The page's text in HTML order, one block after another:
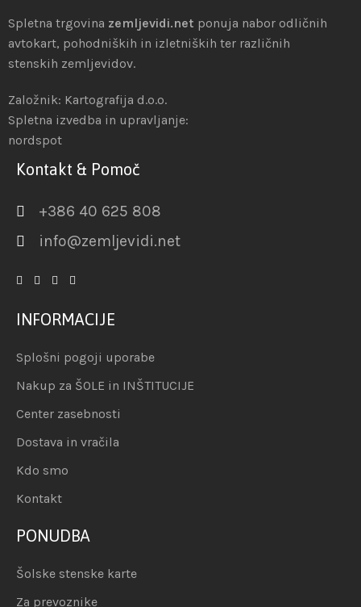
Spletna trgovina zemljevidi.net ponuja nabor odličnih
avtokart, pohodniških in izletniških ter različnih
stenskih zemljevidov.
Založnik: Kartografija d.o.o.
Spletna izvedba in upravljanje:
nordspot
Kontakt & Pomoč
+386 40 625 808
info@zemljevidi.net
INFORMACIJE
Splošni pogoji uporabe
Nakup za ŠOLE in INŠTITUCIJE
Center zasebnosti
Dostava in vračila
Kdo smo
Kontakt
PONUDBA
Šolske stenske karte
Za prevoznike